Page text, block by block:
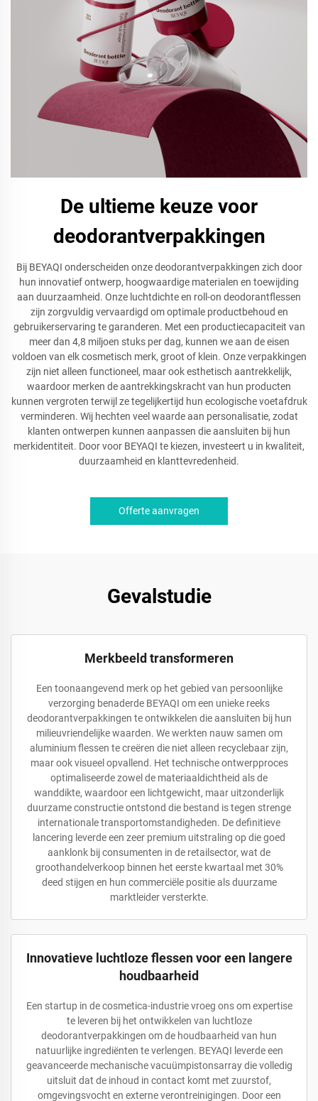
De ultieme keuze voor
deodorantverpakkingen
Bij BEYAQI onderscheiden onze deodorantverpakkingen zich door
hun innovatief ontwerp, hoogwaardige materialen en toewijding
aan duurzaamheid. Onze luchtdichte en roll-on deodorantflessen
zijn zorgvuldig vervaardigd om optimale productbehoud en
gebruikerservaring te garanderen. Met een productiecapaciteit van
meer dan 4,8 miljoen stuks per dag, kunnen we aan de eisen
voldoen van elk cosmetisch merk, groot of klein. Onze verpakkingen
zijn niet alleen functioneel, maar ook esthetisch aantrekkelijk,
waardoor merken de aantrekkingskracht van hun producten
kunnen vergroten terwijl ze tegelijkertijd hun ecologische voetafdruk
verminderen. Wij hechten veel waarde aan personalisatie, zodat
klanten ontwerpen kunnen aanpassen die aansluiten bij hun
merkidentiteit. Door voor BEYAQI te kiezen, investeert u in kwaliteit,
duurzaamheid en klanttevredenheid.
Offerte aanvragen
Gevalstudie
Merkbeeld transformeren
Een toonaangevend merk op het gebied van persoonlijke
verzorging benaderde BEYAQI om een unieke reeks
deodorantverpakkingen te ontwikkelen die aansluiten bij hun
milieuvriendelijke waarden. We werkten nauw samen om
aluminium flessen te creëren die niet alleen recyclebaar zijn,
maar ook visueel opvallend. Het technische ontwerpproces
optimaliseerde zowel de materiaaldichtheid als de
wanddikte, waardoor een lichtgewicht, maar uitzonderlijk
duurzame constructie ontstond die bestand is tegen strenge
internationale transportomstandigheden. De definitieve
lancering leverde een zeer premium uitstraling op die goed
aanklonk bij consumenten in de retailsector, wat de
groothandelverkoop binnen het eerste kwartaal met 30%
deed stijgen en hun commerciële positie als duurzame
marktleider versterkte.
Innovatieve luchtloze flessen voor een langere
houdbaarheid
Een startup in de cosmetica-industrie vroeg ons om expertise
te leveren bij het ontwikkelen van luchtloze
deodorantverpakkingen om de houdbaarheid van hun
natuurlijke ingrediënten te verlengen. BEYAQI leverde een
geavanceerde mechanische vacuümpistonsarray die volledig
uitsluit dat de inhoud in contact komt met zuurstof,
omgevingsvocht en externe verontreinigingen. Door een